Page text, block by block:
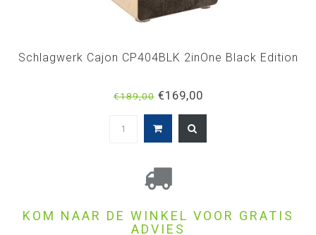
Schlagwerk Cajon CP404BLK 2inOne Black Edition
€189,00€169,00
KOM NAAR DE WINKEL VOOR GRATIS
ADVIES